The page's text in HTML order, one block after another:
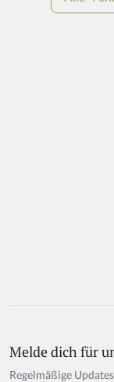
Melde dich für
Regelmäßige